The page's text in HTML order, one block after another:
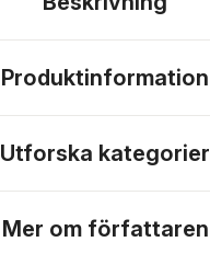
Produktinformation
Utforska kategorier
Mer om författaren